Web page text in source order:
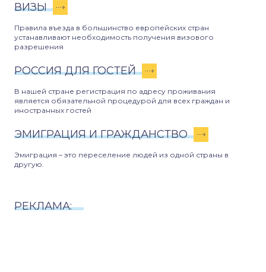
ВИЗЫ
Правила въезда в большинство европейских стран
устанавливают необходимость получения визового
разрешения
РОССИЯ ДЛЯ ГОСТЕЙ
В нашей стране регистрация по адресу проживания
является обязательной процедурой для всех граждан и
иностранных гостей
ЭМИГРАЦИЯ И ГРАЖДАНСТВО
Эмиграция – это переселение людей из одной страны в
другую.
РЕКЛАМА: